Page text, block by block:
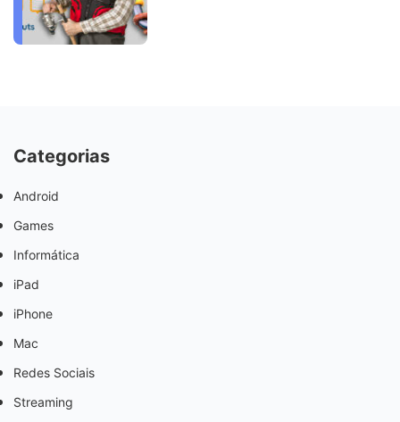
Categorias
Android
Games
Informática
iPad
iPhone
Mac
Redes Sociais
Streaming